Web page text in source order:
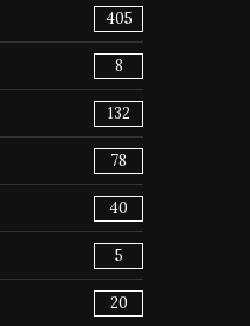
405
8
132
78
40
5
20